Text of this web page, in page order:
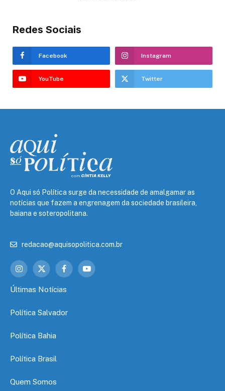
Redes Sociais
Facebook Instagram
YouTube Twitter
O Aqui só Política surge da necessidade de amalgamar as
notícias que fazem a engrenagem da sociedade brasileira,
baiana e soteropolitana.
redacao@aquisopolitica.com.br
Instagram
X
FacebookYouTube
Últimas Notícias
Política Salvador
Política Bahia
Política Brasil
Quem Somos